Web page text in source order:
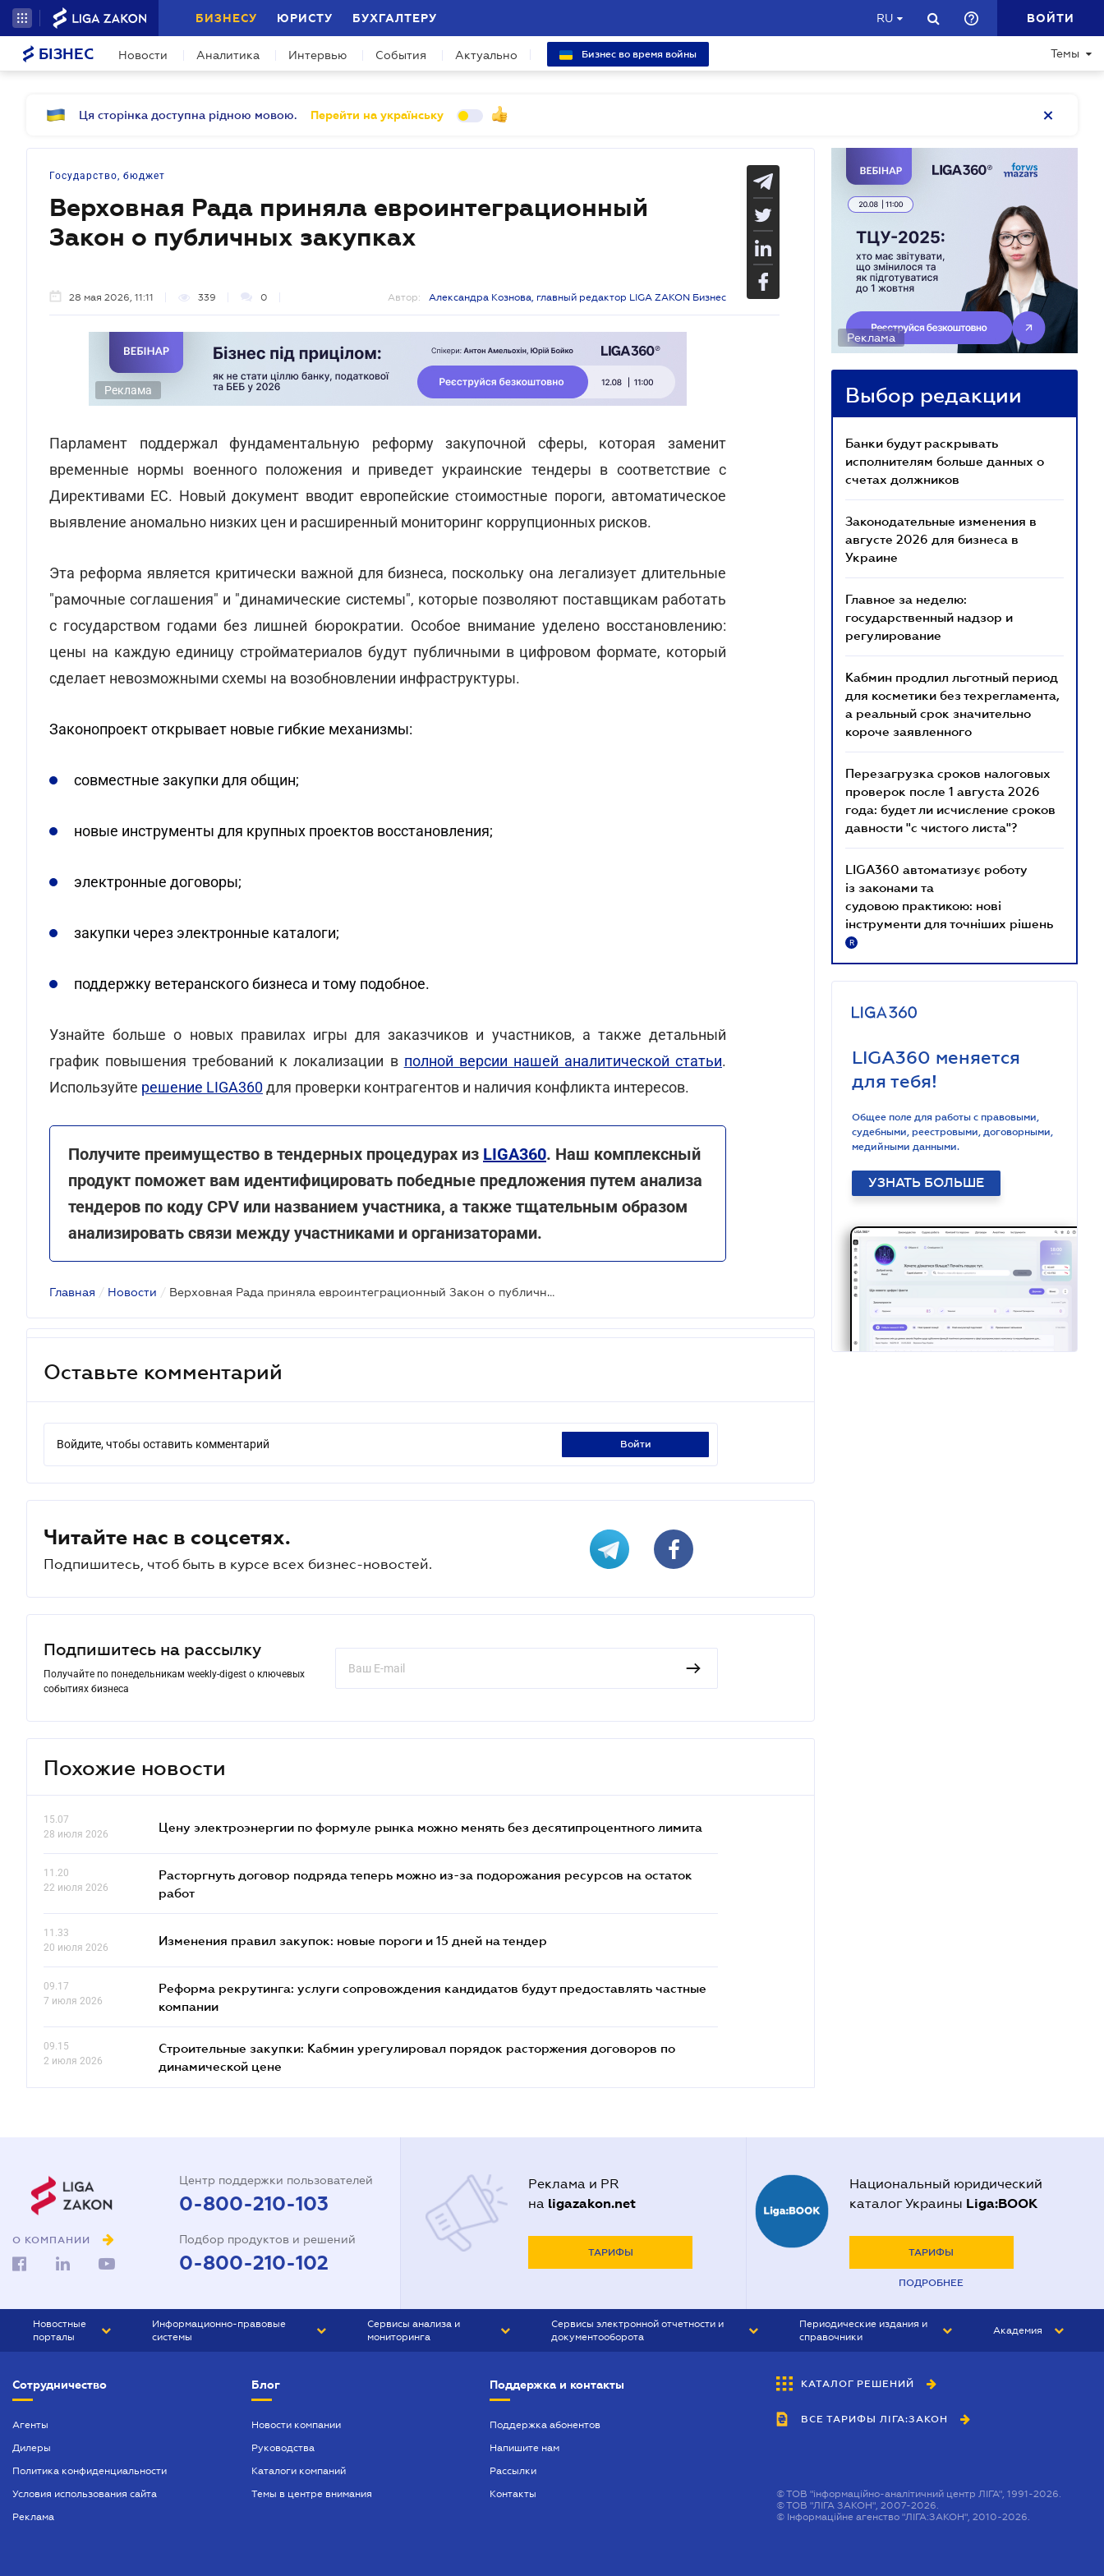
БИЗНЕСУ ЮРИСТУ БУХГАЛТЕРУ RU ВОЙТИ
БІЗНЕС Новости Аналитика Интервью События Актуально Бизнес во время войны Темы
Ця сторінка доступна рідною мовою. Перейти на українську
Государство, бюджет
Верховная Рада приняла евроинтеграционный
Закон о публичных закупках
28 мая 2026, 11:11 339 0 Автор: Александра Кознова, главный редактор LIGA ZAKON Бизнес
Реклама
Парламент поддержал фундаментальную реформу закупочной сферы, которая заменит
временные нормы военного положения и приведет украинские тендеры в соответствие с
Директивами ЕС. Новый документ вводит европейские стоимостные пороги, автоматическое
выявление аномально низких цен и расширенный мониторинг коррупционных рисков.
Эта реформа является критически важной для бизнеса, поскольку она легализует длительные
"рамочные соглашения" и "динамические системы", которые позволяют поставщикам работать
с государством годами без лишней бюрократии. Особое внимание уделено восстановлению:
цены на каждую единицу стройматериалов будут публичными в цифровом формате, который
сделает невозможными схемы на возобновлении инфраструктуры.
Законопроект открывает новые гибкие механизмы:
совместные закупки для общин;
новые инструменты для крупных проектов восстановления;
электронные договоры;
закупки через электронные каталоги;
поддержку ветеранского бизнеса и тому подобное.
Узнайте больше о новых правилах игры для заказчиков и участников, а также детальный
график повышения требований к локализации в полной версии нашей аналитической статьи.
Используйте решение LIGA360для проверки контрагентов и наличия конфликта интересов.
Получите преимущество в тендерных процедурах из LIGA360. Наш комплексный
продукт поможет вам идентифицировать победные предложения путем анализа
тендеров по коду CPV или названием участника, а также тщательным образом
анализировать связи между участниками и организаторами.
Главная / Новости / Верховная Рада приняла евроинтеграционный Закон о публичных закупках
Оставьте комментарий
Войдите, чтобы оставить комментарий войти
Читайте нас в соцсетях.
Подпишитесь, чтоб быть в курсе всех бизнес-новостей.
Подпишитесь на рассылку
Получайте по понедельникам weekly-digest о ключевых
событиях бизнеса
Похожие новости
15.07
28 июля 2026
Цену электроэнергии по формуле рынка можно менять без десятипроцентного лимита
11.20
22 июля 2026
Расторгнуть договор подряда теперь можно из-за подорожания ресурсов на остаток
работ
11.33
20 июля 2026
Изменения правил закупок: новые пороги и 15 дней на тендер
09.17
7 июля 2026
Реформа рекрутинга: услуги сопровождения кандидатов будут предоставлять частные
компании
09.15
2 июля 2026
Строительные закупки: Кабмин урегулировал порядок расторжения договоров по
динамической цене
Реклама
Выбор редакции
Банки будут раскрывать
исполнителям больше данных о
счетах должников
Законодательные изменения в
августе 2026 для бизнеса в
Украине
Главное за неделю:
государственный надзор и
регулирование
Кабмин продлил льготный период
для косметики без техрегламента,
а реальный срок значительно
короче заявленного
Перезагрузка сроков налоговых
проверок после 1 августа 2026
года: будет ли исчисление сроков
давности "с чистого листа"?
LIGA360 автоматизує роботу
із законами та
судовою практикою: нові
інструменти для точніших рішень
R
LIGA360 меняется
для тебя!
Общее поле для работы с правовыми,
судебными, реестровыми, договорными,
медийными данными.
УЗНАТЬ БОЛЬШЕ
О КОМПАНИИ
Центр поддержки пользователей
0-800-210-103
Подбор продуктов и решений
0-800-210-102
Реклама и PR
на ligazakon.net
ТАРИФЫ
Национальный юридический
каталог Украины Liga:BOOK
ТАРИФЫ
ПОДРОБНЕЕ
Новостные
порталы
БИЗНЕС
Информационно-правовые
системы
БУХГАЛТЕР ПРОФ
ЮРИСТ ПРОФ
Сервисы анализа и
мониторинга
Сервисы электронной отчетности и
документооборота
Периодические издания и
справочники
БУХГАЛТЕР&ЗАКОН
ВЕСТНИК МСФО
Академия
Сотрудничество
Агенты
Дилеры
Политика конфиденциальности
Условия использования сайта
Реклама
Блог
Новости компании
Руководства
Каталоги компаний
Темы в центре внимания
Поддержка и контакты
Поддержка абонентов
Напишите нам
Рассылки
Контакты
КАТАЛОГ РЕШЕНИЙ
ВСЕ ТАРИФЫ ЛІГА:ЗАКОН
©ТОВ "інформаційно-аналітичний центр ЛІГА", 1991-2026.
©ТОВ "ЛІГА ЗАКОН", 2007-2026.
© Інформаційне агенство "ЛІГА:ЗАКОН", 2010-2026.